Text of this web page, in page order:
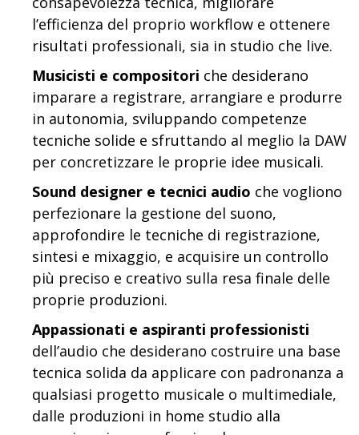
l’efficienza del proprio workflow e ottenere
risultati professionali, sia in studio che live.
Musicisti e compositori che desiderano
imparare a registrare, arrangiare e produrre
in autonomia, sviluppando competenze
tecniche solide e sfruttando al meglio la DAW
per concretizzare le proprie idee musicali.
Sound designer e tecnici audio che vogliono
perfezionare la gestione del suono,
approfondire le tecniche di registrazione,
sintesi e mixaggio, e acquisire un controllo
più preciso e creativo sulla resa finale delle
proprie produzioni.
Appassionati e aspiranti professionisti
dell’audio che desiderano costruire una base
tecnica solida da applicare con padronanza a
qualsiasi progetto musicale o multimediale,
dalle produzioni in home studio alla